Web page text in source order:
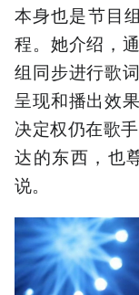
本身也是节目
程。她介绍，
组同步进行歌
呈现和播出效
决定权仍在歌
达的东西，也
说。